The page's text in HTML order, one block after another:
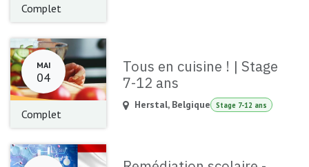
Complet
MAI
04
Complet
Tous en cuisine ! | Stage
7-12 ans
Herstal, Belgique Stage 7-12 ans